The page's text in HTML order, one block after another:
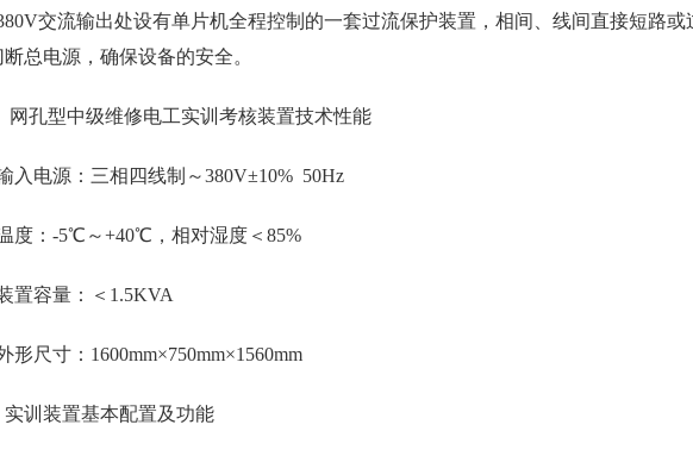
交流输出处设有单片机全程控制的一套过流保护装置，相间、线间直接短路
断总电源，确保设备的安全。
网孔型中级维修电工实训考核装置技术性能
入电源：三相四线制～380V±10% 50Hz
度：-5℃～+40℃，相对湿度＜85%
置容量：＜1.5KVA
形尺寸：1600mm×750mm×1560mm
实训装置基本配置及功能